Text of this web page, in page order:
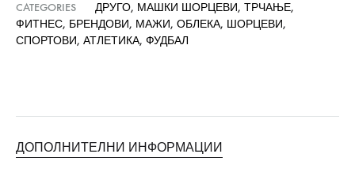
CATEGORIES
ДРУГО, МАШКИ ШОРЦЕВИ, ТРЧАЊЕ,
ФИТНЕС, БРЕНДОВИ, МАЖИ, ОБЛЕКА, ШОРЦЕВИ,
СПОРТОВИ, АТЛЕТИКА, ФУДБАЛ
ДОПОЛНИТЕЛНИ ИНФОРМАЦИИ